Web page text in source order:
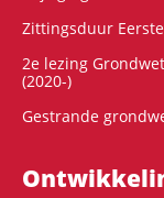
Zittingsduur
2e lezing
(2020-)
Gestrande